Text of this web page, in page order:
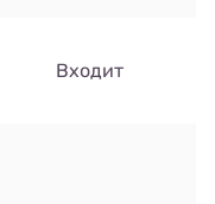
Входит